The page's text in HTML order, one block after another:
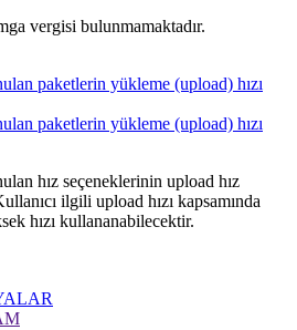
vergisi bulunmamaktadır.
paketlerin yükleme (upload) hızı
paketlerin yükleme (upload) hızı
hız seçeneklerinin upload hız
ilgili upload hızı kapsamında
hızı kullananabilecektir.​​​​​